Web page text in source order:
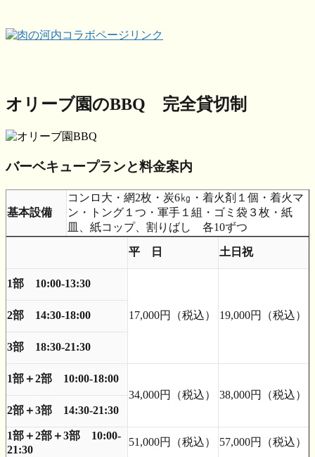
オリーブ園のBBQ 完全貸切制
バーベキュープランと料金案内
基本設備
コンロ大・網2枚・炭6㎏・着火剤１個・着火マ
ン・トング１つ・軍手１組・ゴミ袋３枚・紙
皿、紙コップ、割りばし 各10ずつ
平 日 土日祝
1部 10:00-13:30
17,000円（税込） 19,000円（税込）
2部 14:30-18:00
3部 18:30-21:30
1部＋2部 10:00-18:00
34,000円（税込）
38,000円（税込）
2部＋3部 14:30-21:30
1部＋2部＋3部 10:00-
21:30
51,000円（税込） 57,000円（税込）